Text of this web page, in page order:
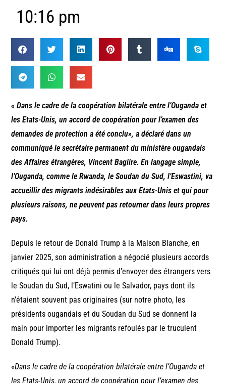
10:16 pm
« Dans le cadre de la coopération bilatérale entre l’Ouganda et
les Etats-Unis, un accord de coopération pour l’examen des
demandes de protection a été conclu», a déclaré dans un
communiqué le secrétaire permanent du ministère ougandais
des Affaires étrangères, Vincent Bagiire. En langage simple,
l’Ouganda, comme le Rwanda, le Soudan du Sud, l’Eswastini, va
accueillir des migrants indésirables aux Etats-Unis et qui pour
plusieurs raisons, ne peuvent pas retourner dans leurs propres
pays.
Depuis le retour de Donald Trump à la Maison Blanche, en
janvier 2025, son administration a négocié plusieurs accords
critiqués qui lui ont déjà permis d’envoyer des étrangers vers
le Soudan du Sud, l’Eswatini ou le Salvador, pays dont ils
n’étaient souvent pas originaires (sur notre photo, les
présidents ougandais et du Soudan du Sud se donnent la
main pour importer les migrants refoulés par le truculent
Donald Trump).
«Dans le cadre de la coopération bilatérale entre l’Ouganda et
les Etats-Unis, un accord de coopération pour l’examen des